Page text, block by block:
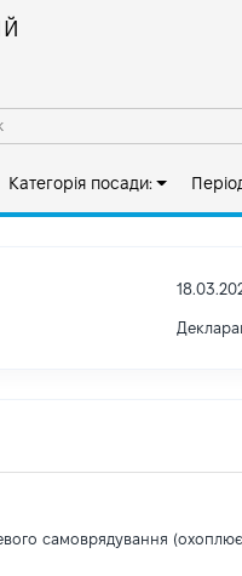
Категорія посади:
самоврядування (охоплює